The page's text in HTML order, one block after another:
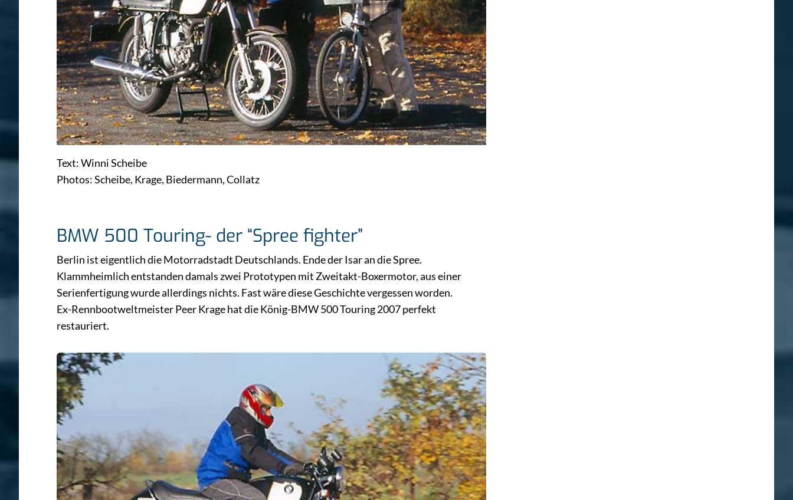
Text: Winni Scheibe
Photos: Scheibe, Krage, Biedermann, Collatz
BMW 500 Touring- der “Spree fighter”
Berlin ist eigentlich die Motorradstadt Deutschlands. Ende der Isar an die Spree.
Klammheimlich entstanden damals zwei Prototypen mit Zweitakt-Boxermotor, aus einer
Serienfertigung wurde allerdings nichts. Fast wäre diese Geschichte vergessen worden.
Ex-Rennbootweltmeister Peer Krage hat die König-BMW 500 Touring 2007 perfekt
restauriert.